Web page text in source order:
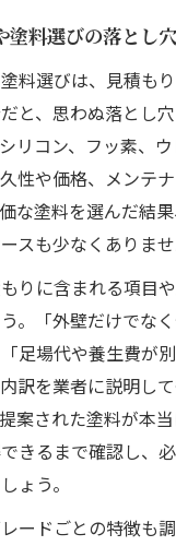
塗料選びの落とし穴
料選びは、見積も
と、思わぬ落とし
リコン、フッ素、
性や価格、メンテ
な塗料を選んだ結
スも少なくありませ
りに含まれる項目
。「外壁だけでな
足場代や養生費が
訳を業者に説明し
案された塗料が本
きるまで確認し、
ょう。
ードごとの特徴も